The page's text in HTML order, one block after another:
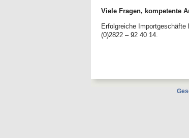
Viele Fragen, kompetente
Erfolgreiche Importgeschäfte
(0)2822 – 92 40 14.